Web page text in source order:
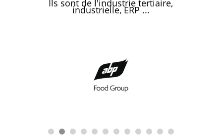
Ils sont de l'industrie tertiaire,
industrielle, ERP ...